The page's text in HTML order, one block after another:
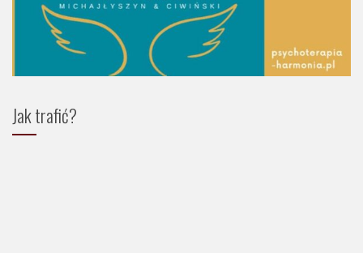
Jak trafić?